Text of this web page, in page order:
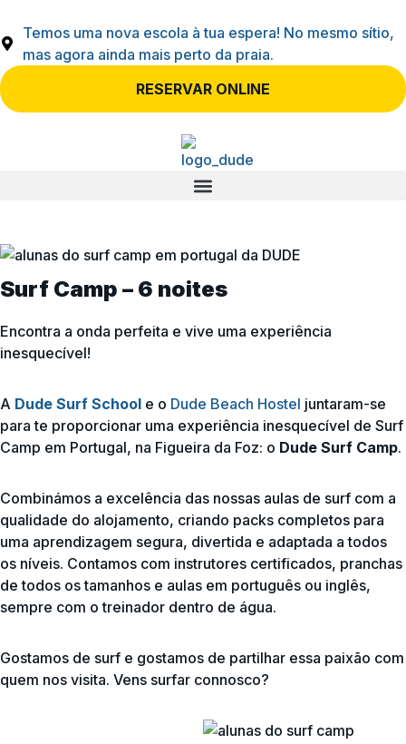
Temos uma nova escola à tua espera! No mesmo sítio,
mas agora ainda mais perto da praia.
RESERVAR ONLINE
Surf Camp – 6 noites
Encontra a onda perfeita e vive uma experiência
inesquecível!
A Dude Surf School e o Dude Beach Hostel juntaram-se
para te proporcionar uma experiência inesquecível de Surf
Camp em Portugal, na Figueira da Foz: o Dude Surf Camp.
Combinámos a excelência das nossas aulas de surf com a
qualidade do alojamento, criando packs completos para
uma aprendizagem segura, divertida e adaptada a todos
os níveis. Contamos com instrutores certificados, pranchas
de todos os tamanhos e aulas em português ou inglês,
sempre com o treinador dentro de água.
Gostamos de surf e gostamos de partilhar essa paixão com
quem nos visita. Vens surfar connosco?